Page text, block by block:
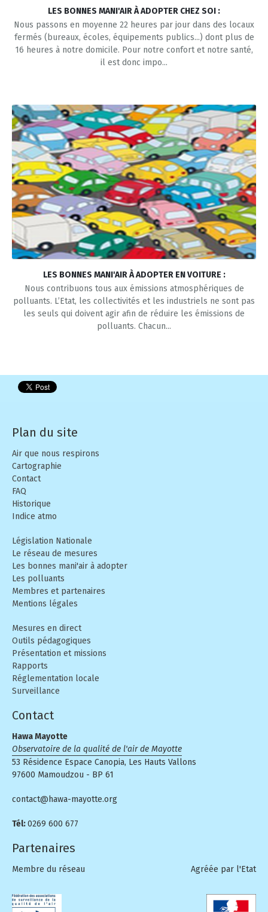
LES BONNES MANI'AIR À ADOPTER CHEZ SOI :
Nous passons en moyenne 22 heures par jour dans des locaux
fermés (bureaux, écoles, équipements publics...) dont plus de
16 heures à notre domicile. Pour notre confort et notre santé,
il est donc impo...
LES BONNES MANI'AIR À ADOPTER EN VOITURE :
Nous contribuons tous aux émissions atmosphériques de
polluants. L’Etat, les collectivités et les industriels ne sont pas
les seuls qui doivent agir afin de réduire les émissions de
polluants. Chacun...
Plan du site
Air que nous respirons
Cartographie
Contact
FAQ
Historique
Indice atmo
Législation Nationale
Le réseau de mesures
Les bonnes mani'air à adopter
Les polluants
Membres et partenaires
Mentions légales
Mesures en direct
Outils pédagogiques
Présentation et missions
Rapports
Réglementation locale
Surveillance
Contact
Hawa Mayotte
Observatoire de la qualité de l'air de Mayotte
53 Résidence Espace Canopia, Les Hauts Vallons
97600 Mamoudzou - BP 61
contact@hawa-mayotte.org
Tél:0269 600 677
Partenaires
Membre du réseau Agréée par l'Etat